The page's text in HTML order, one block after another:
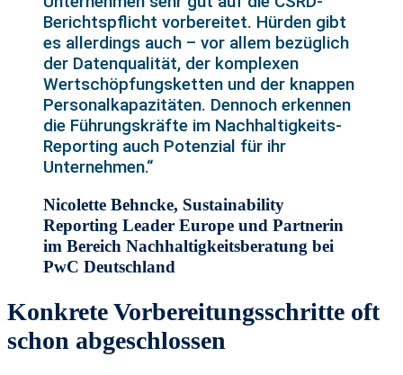
Berichtspflicht vorbereitet. Hürden gibt
es allerdings auch – vor allem bezüglich
der Datenqualität, der komplexen
Wertschöpfungsketten und der knappen
Personalkapazitäten. Dennoch erkennen
die Führungskräfte im Nachhaltigkeits-
Reporting auch Potenzial für ihr
Unternehmen.“
Nicolette Behncke, Sustainability
Reporting Leader Europe und Partnerin
im Bereich Nachhaltigkeitsberatung bei
PwC Deutschland
Konkrete Vorbereitungsschritte oft
schon abgeschlossen